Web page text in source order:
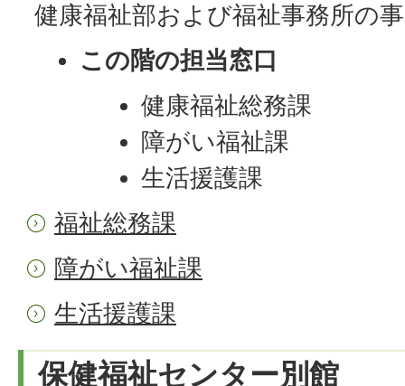
健康福祉部および福祉事務所の
この階の担当窓口
健康福祉総務課
障がい福祉課
生活援護課
福祉総務課
障がい福祉課
生活援護課
保健福祉センター別館